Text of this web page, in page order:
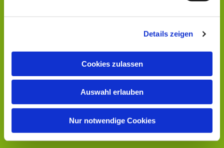
Details zeigen
Cookies zulassen
Auswahl erlauben
Nur notwendige Cookies